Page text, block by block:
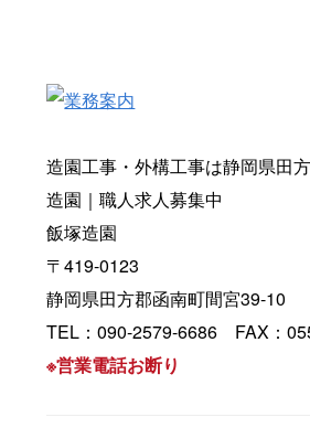
造園工事・外構工事は静岡県田
造園｜職人求人募集中
飯塚造園
〒419-0123
静岡県田方郡函南町間宮39-10
TEL：090-2579-6686 FAX：
※営業電話お断り